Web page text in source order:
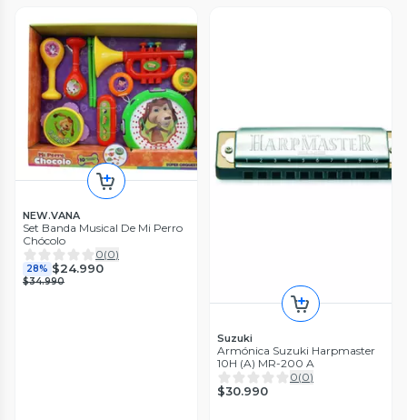
NEW.VANA
Set Banda Musical De Mi Perro
Chócolo
0(0)
28% $24.990
$34.990
Suzuki
Armónica Suzuki Harpmaster
10H (A) MR-200 A
0(0)
$30.990